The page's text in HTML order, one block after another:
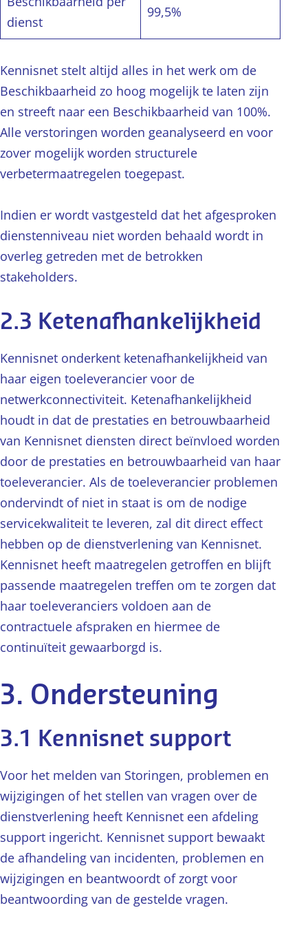
dienst
99,5%
Kennisnet stelt altijd alles in het werk om de
Beschikbaarheid zo hoog mogelijk te laten zijn
en streeft naar een Beschikbaarheid van 100%.
Alle verstoringen worden geanalyseerd en voor
zover mogelijk worden structurele
verbetermaatregelen toegepast.
Indien er wordt vastgesteld dat het afgesproken
dienstenniveau niet worden behaald wordt in
overleg getreden met de betrokken
stakeholders.
2.3 Ketenafhankelijkheid
Kennisnet onderkent ketenafhankelijkheid van
haar eigen toeleverancier voor de
netwerkconnectiviteit. Ketenafhankelijkheid
houdt in dat de prestaties en betrouwbaarheid
van Kennisnet diensten direct beïnvloed worden
door de prestaties en betrouwbaarheid van haar
toeleverancier. Als de toeleverancier problemen
ondervindt of niet in staat is om de nodige
servicekwaliteit te leveren, zal dit direct effect
hebben op de dienstverlening van Kennisnet.
Kennisnet heeft maatregelen getroffen en blijft
passende maatregelen treffen om te zorgen dat
haar toeleveranciers voldoen aan de
contractuele afspraken en hiermee de
continuïteit gewaarborgd is.
3. Ondersteuning
3.1 Kennisnet support
Voor het melden van Storingen, problemen en
wijzigingen of het stellen van vragen over de
dienstverlening heeft Kennisnet een afdeling
support ingericht. Kennisnet support bewaakt
de afhandeling van incidenten, problemen en
wijzigingen en beantwoordt of zorgt voor
beantwoording van de gestelde vragen.